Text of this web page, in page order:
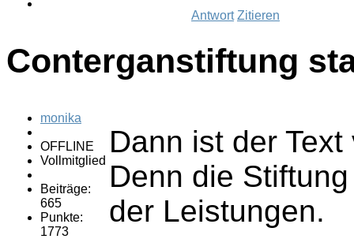
Antwort Zitieren
Conterganstiftung
monika
OFFLINE
Vollmitglied
Beiträge:
665
Punkte:
1773
Dann ist der
Denn die
der Leistungen.